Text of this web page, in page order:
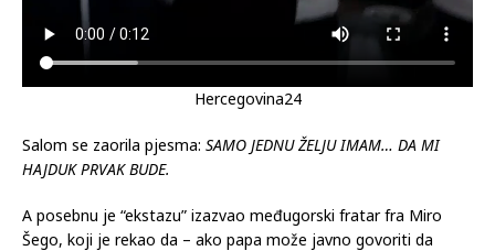
Hercegovina24
Salom se zaorila pjesma: SAMO JEDNU ŽELJU IMAM… DA MI
HAJDUK PRVAK BUDE.
A posebnu je “ekstazu” izazvao međugorski fratar fra Miro
Šego, koji je rekao da – ako papa može javno govoriti da